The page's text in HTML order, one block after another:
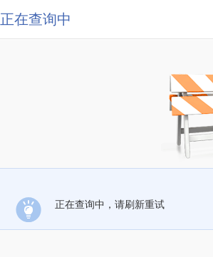
正在查询中
正在查询中，请刷新重试